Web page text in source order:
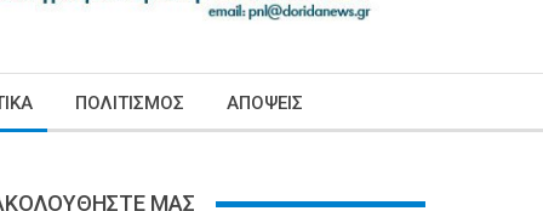
ΠΟΛΙΤΙΣΜΟΣ ΑΠΟΨΕΙΣ
ΜΑΣ